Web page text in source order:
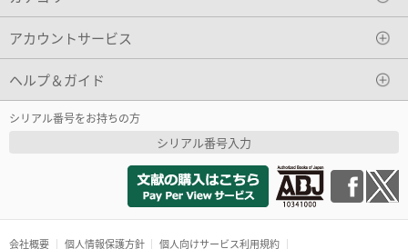
アカウントサービス
ヘルプ＆ガイド
シリアル番号をお持ちの方
シリアル番号入力
会社概要 個人情報保護方針 個人向けサービス利用規約